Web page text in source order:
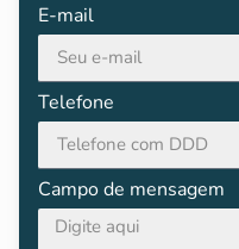
E-mail
Telefone
Campo de mensagem